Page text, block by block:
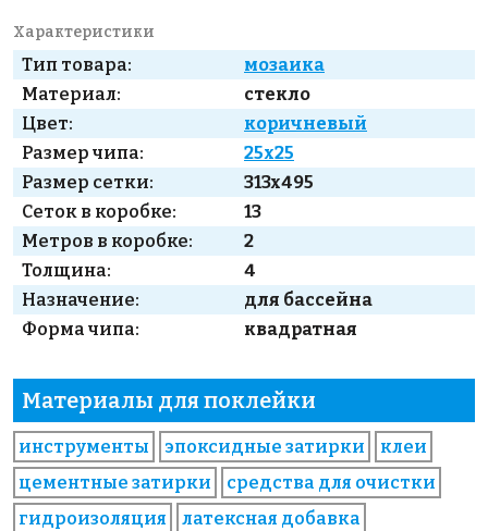
Характеристики
Тип товара:
мозаика
Материал:
стекло
Цвет:
коричневый
Размер чипа:
25x25
Размер сетки:
313x495
Сеток в коробке:
13
Метров в коробке:
2
Толщина:
4
Назначение:
для бассейна
Форма чипа:
квадратная
Материалы для поклейки
инструменты эпоксидные затирки
клеи
цементные затирки
средства для очистки
гидроизоляция
латексная добавка